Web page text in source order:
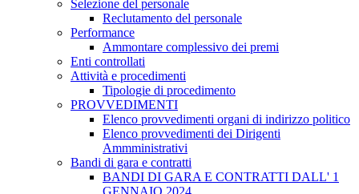
Selezione del personale
Reclutamento del personale
Performance
Ammontare complessivo dei premi
Enti controllati
Attività e procedimenti
Tipologie di procedimento
PROVVEDIMENTI
Elenco provvedimenti organi di indirizzo politico
Elenco provvedimenti dei Dirigenti
Ammministrativi
Bandi di gara e contratti
BANDI DI GARA E CONTRATTI DALL' 1
GENNAIO 2024